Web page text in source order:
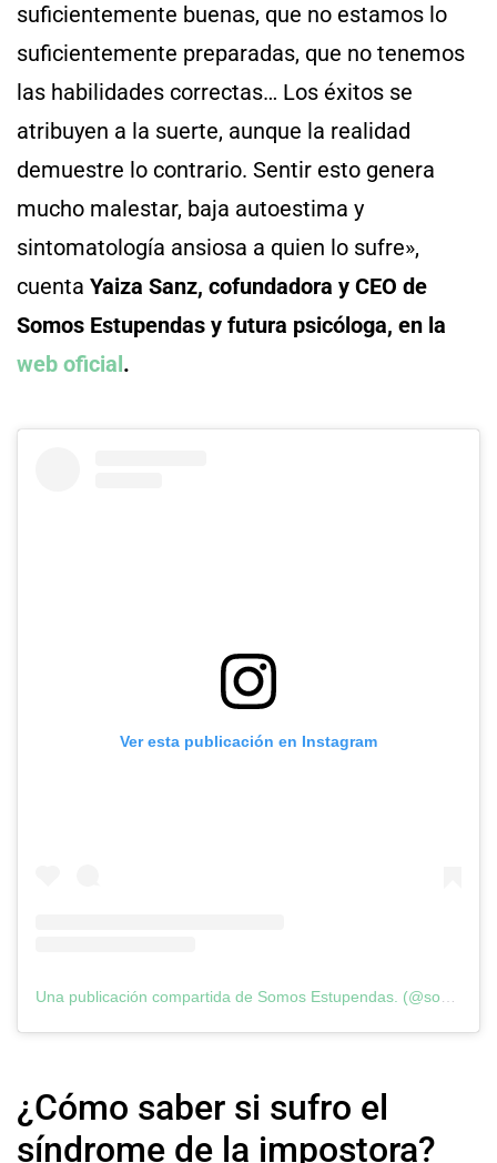
suficientemente buenas, que no estamos lo
suficientemente preparadas, que no tenemos
las habilidades correctas… Los éxitos se
atribuyen a la suerte, aunque la realidad
demuestre lo contrario. Sentir esto genera
mucho malestar, baja autoestima y
sintomatología ansiosa a quien lo sufre»,
cuenta Yaiza Sanz, cofundadora y CEO de
Somos Estupendas y futura psicóloga, en la
web oficial.
Ver esta publicación en Instagram
¿Cómo saber si sufro el
síndrome de la impostora?